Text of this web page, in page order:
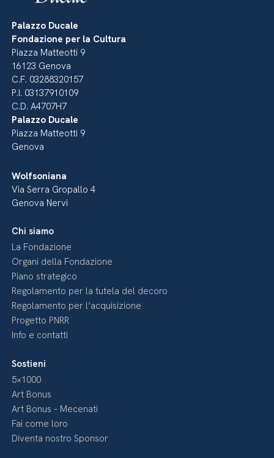
Palazzo Ducale
Fondazione per la Cultura
Piazza Matteotti 9
16123 Genova
C.F. 03288320157
P.I. 03137910109
C.D. A4707H7
Palazzo Ducale
Piazza Matteotti 9
Genova
Wolfsoniana
Via Serra Gropallo 4
Genova Nervi
Chi siamo
La Fondazione
Organi della Fondazione
Piano strategico
Regolamento per la tutela del decoro
Regolamento per l’acquisizione
Progetto PNRR
Info e contatti
Sostieni
5×1000
Art Bonus
Art Bonus – Mecenati
Fai come loro
Diventa nostro Sponsor